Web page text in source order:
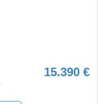
15.390 €